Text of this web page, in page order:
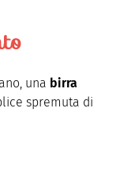
una birra
spremuta di